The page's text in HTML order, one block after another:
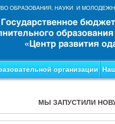
организации
МЫ ЗАПУСТИЛИ